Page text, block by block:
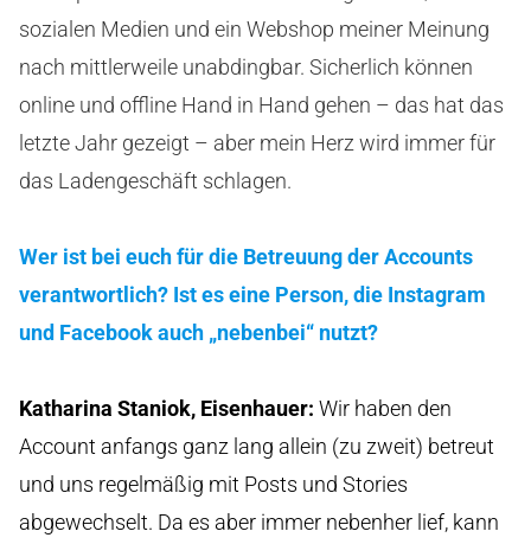
sozialen Medien und ein Webshop meiner Meinung
nach mittlerweile unabdingbar. Sicherlich können
online und offline Hand in Hand gehen – das hat das
letzte Jahr gezeigt – aber mein Herz wird immer für
das Ladengeschäft schlagen.
Wer ist bei euch für die Betreuung der Accounts
verantwortlich? Ist es eine Person, die Instagram
und Facebook auch „nebenbei“ nutzt?
Katharina Staniok, Eisenhauer: Wir haben den
Account anfangs ganz lang allein (zu zweit) betreut
und uns regelmäßig mit Posts und Stories
abgewechselt. Da es aber immer nebenher lief, kann